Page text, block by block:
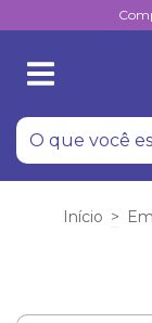
Início >